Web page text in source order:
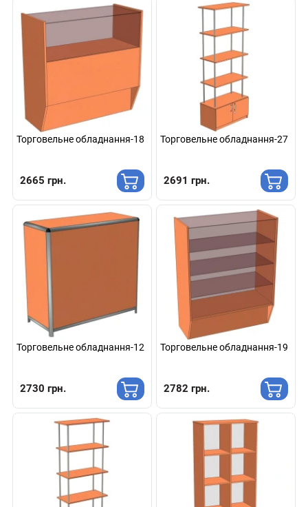
Торговельне обладнання-18
2665 грн.
Торговельне обладнання-27
2691 грн.
Торговельне обладнання-12
2730 грн.
Торговельне обладнання-19
2782 грн.